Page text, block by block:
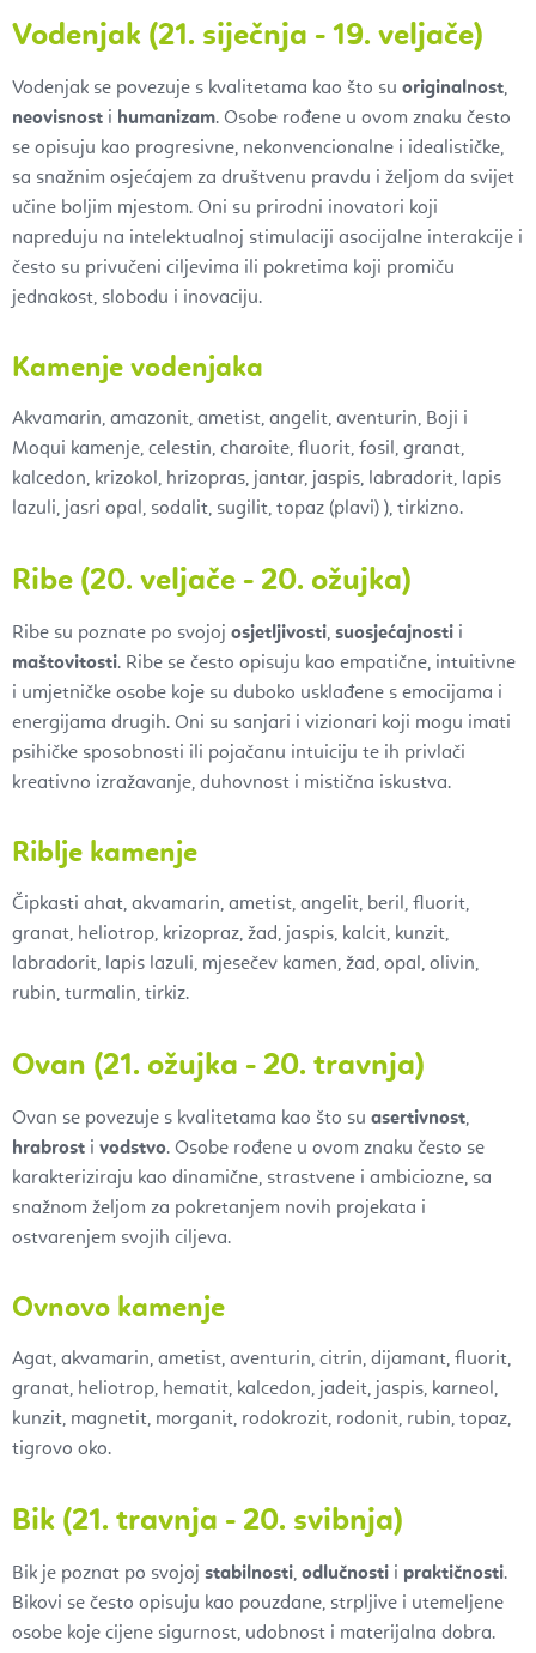
Vodenjak (21. siječnja - 19. veljače)
Vodenjak se povezuje s kvalitetama kao što su originalnost,
neovisnost i humanizam. Osobe rođene u ovom znaku često
se opisuju kao progresivne, nekonvencionalne i idealističke,
sa snažnim osjećajem za društvenu pravdu i željom da svijet
učine boljim mjestom. Oni su prirodni inovatori koji
napreduju na intelektualnoj stimulaciji asocijalne interakcije i
često su privučeni ciljevima ili pokretima koji promiču
jednakost, slobodu i inovaciju.
Kamenje vodenjaka
Akvamarin, amazonit, ametist, angelit, aventurin, Boji i
Moqui kamenje, celestin, charoite, fluorit, fosil, granat,
kalcedon, krizokol, hrizopras, jantar, jaspis, labradorit, lapis
lazuli, jasri opal, sodalit, sugilit, topaz (plavi) ), tirkizno.
Ribe (20. veljače - 20. ožujka)
Ribe su poznate po svojoj osjetljivosti, suosjećajnosti i
maštovitosti. Ribe se često opisuju kao empatične, intuitivne
i umjetničke osobe koje su duboko usklađene s emocijama i
energijama drugih. Oni su sanjari i vizionari koji mogu imati
psihičke sposobnosti ili pojačanu intuiciju te ih privlači
kreativno izražavanje, duhovnost i mistična iskustva.
Riblje kamenje
Čipkasti ahat, akvamarin, ametist, angelit, beril, fluorit,
granat, heliotrop, krizopraz, žad, jaspis, kalcit, kunzit,
labradorit, lapis lazuli, mjesečev kamen, žad, opal, olivin,
rubin, turmalin, tirkiz.
Ovan (21. ožujka - 20. travnja)
Ovan se povezuje s kvalitetama kao što su asertivnost,
hrabrost i vodstvo. Osobe rođene u ovom znaku često se
karakteriziraju kao dinamične, strastvene i ambiciozne, sa
snažnom željom za pokretanjem novih projekata i
ostvarenjem svojih ciljeva.
Ovnovo kamenje
Agat, akvamarin, ametist, aventurin, citrin, dijamant, fluorit,
granat, heliotrop, hematit, kalcedon, jadeit, jaspis, karneol,
kunzit, magnetit, morganit, rodokrozit, rodonit, rubin, topaz,
tigrovo oko.
Bik (21. travnja - 20. svibnja)
Bik je poznat po svojoj stabilnosti, odlučnosti i praktičnosti.
Bikovi se često opisuju kao pouzdane, strpljive i utemeljene
osobe koje cijene sigurnost, udobnost i materijalna dobra.